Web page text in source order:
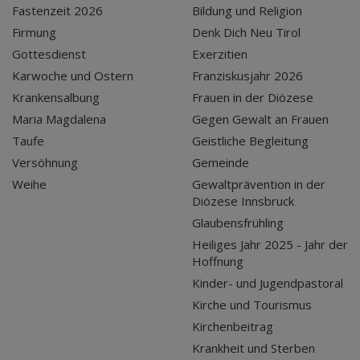
Fastenzeit 2026
Firmung
Gottesdienst
Karwoche und Ostern
Krankensalbung
Maria Magdalena
Taufe
Versöhnung
Weihe
Bildung und Religion
Denk Dich Neu Tirol
Exerzitien
Franziskusjahr 2026
Frauen in der Diözese
Gegen Gewalt an Frauen
Geistliche Begleitung
Gemeinde
Gewaltprävention in der
Diözese Innsbruck
Glaubensfrühling
Heiliges Jahr 2025 - Jahr der
Hoffnung
Kinder- und Jugendpastoral
Kirche und Tourismus
Kirchenbeitrag
Krankheit und Sterben